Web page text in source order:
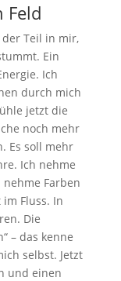
Feld
der Teil in mir,
Ein
Ich
durch mich
jetzt die
noch mehr
Es soll mehr
Ich nehme
Farben
Fluss. In
Die
– das kenne
selbst. Jetzt
und einen